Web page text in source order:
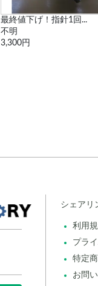
最終値下げ！指針1回...
不明
3,300円
シェアリ
利用
プラ
特定
お問